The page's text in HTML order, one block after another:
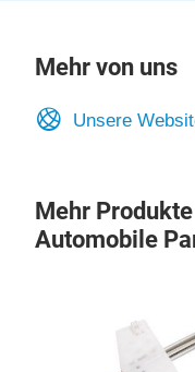
Mehr von uns
Unsere
Mehr
Automobile